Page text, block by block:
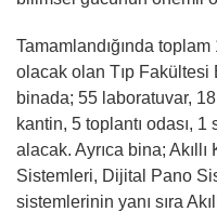
Tamamlandığında
olacak olan Tıp Fakültesi
binada; 55 laboratuvar,
kantin, 5 toplantı odası,
alacak. Ayrıca bina;
Sistemleri, Dijital Pano
sistemlerinin yanı sıra